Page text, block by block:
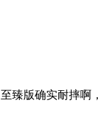
至臻版确实耐摔啊，